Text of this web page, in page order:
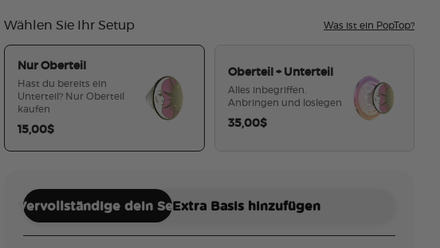
Wählen Sie Ihr Setup Was ist ein PopTop?
Nur Oberteil
Hast du bereits ein
Unterteil? Nur Oberteil
kaufen
15,00$
Oberteil + Unterteil
Alles inbegriffen.
Anbringen und loslegen
35,00$
Vervollständige dein SetExtra Basis hinzufügen